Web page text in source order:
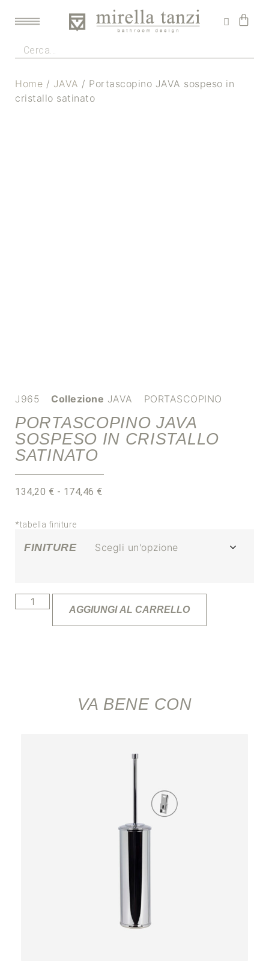
Home / JAVA / Portascopino JAVA sospeso in
cristallo satinato
J965 Collezione JAVA PORTASCOPINO
PORTASCOPINO JAVA
SOSPESO IN CRISTALLO
SATINATO
134,20 € - 174,46 €
*tabella finiture
FINITURE
AGGIUNGI AL CARRELLO
VA BENE CON